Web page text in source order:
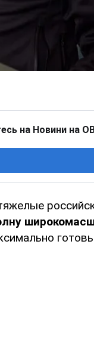
на Новини на